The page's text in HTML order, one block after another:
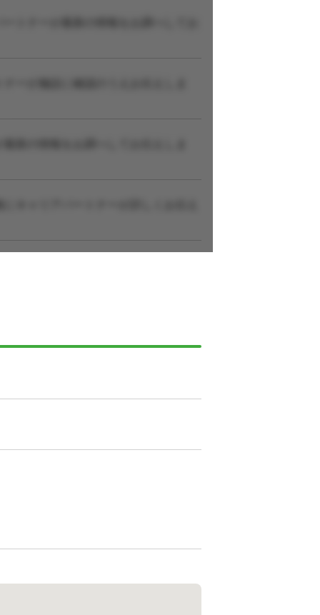
トナーが最新の情報をお調べしてお
ーが施設に確認のうえお伝えしま
新の情報をお調べしてお伝えしま
キャリアパートナーが詳しくお伝え